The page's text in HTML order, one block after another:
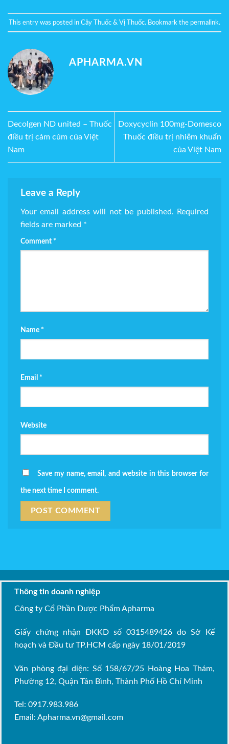
This entry was posted in Cây Thuốc & Vị Thuốc. Bookmark the permalink.
APHARMA.VN
Decolgen ND united – Thuốc
điều trị cảm cúm của Việt
Nam
Doxycyclin 100mg-Domesco
Thuốc điều trị nhiễm khuẩn
của Việt Nam
Leave a Reply
Your email address will not be published.
Required
fields are marked *
Comment *
Name *
Email *
Website
Save my name, email, and website in this browser for
the next time I comment.
Thông tin doanh nghiệp
Công ty Cổ Phần Dược Phẩm Apharma
Giấy chứng nhận ĐKKD số 0315489426 do Sở Kế
hoạch và Đầu tư TP.HCM cấp ngày 18/01/2019
Văn phòng đại diện: Số 158/67/25 Hoàng Hoa Thám,
Phường 12, Quận Tân Bình, Thành Phố Hồ Chí Minh
Tel: 0917.983.986
Email:Apharma.vn@gmail.com